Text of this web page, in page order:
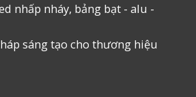
nhấp nháy, bảng bạt - alu -
sáng tạo cho thương hiệu